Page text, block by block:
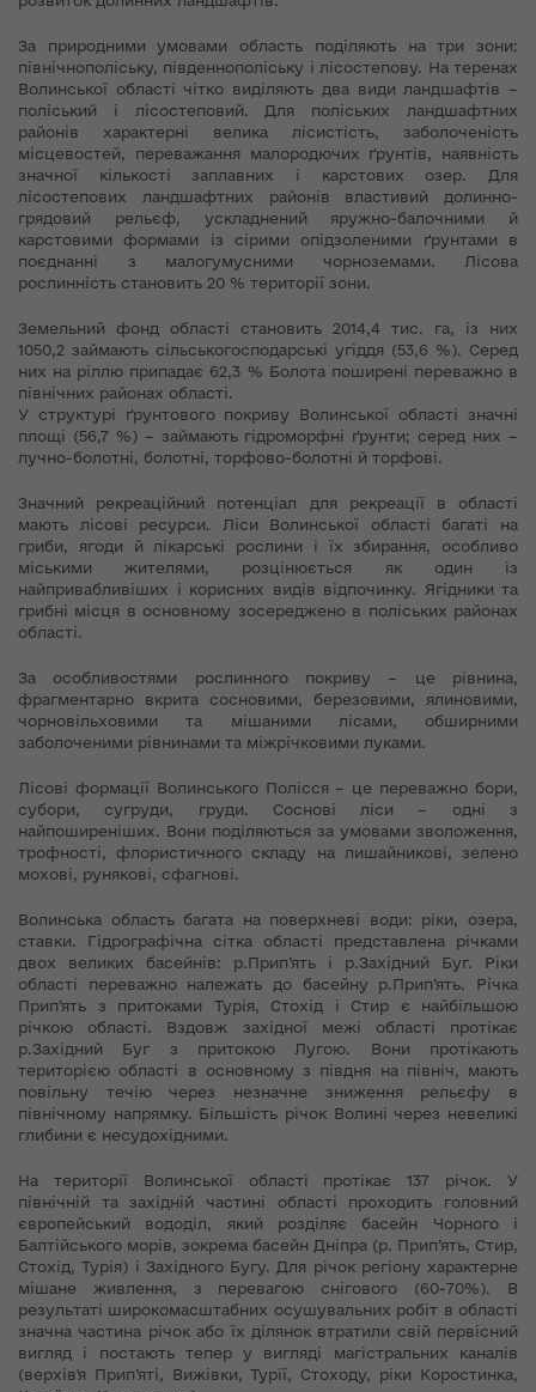
За природними умовами область поділяють на три зони:
північнополіську, південнополіську і лісостепову. На теренах
Волинської області чітко виділяють два види ландшафтів –
поліський і лісостеповий. Для поліських ландшафтних
районів характерні велика лісистість, заболоченість
місцевостей, переважання малородючих ґрунтів, наявність
значної кількості заплавних і карстових озер. Для
лісостепових ландшафтних районів властивий долинно-
грядовий рельєф, ускладнений яружно-балочними й
карстовими формами із сірими опідзоленими ґрунтами в
поєднанні з малогумусними чорноземами. Лісова
рослинність становить 20 % території зони.
Земельний фонд області становить 2014,4 тис. га, із них
1050,2 займають сільськогосподарські угіддя (53,6 %). Серед
них на ріллю припадає 62,3 % Болота поширені переважно в
північних районах області.
У структурі ґрунтового покриву Волинської області значні
площі (56,7 %) – займають гідроморфні ґрунти; серед них –
лучно-болотні, болотні, торфово-болотні й торфові.
Значний рекреаційний потенціал для рекреації в області
мають лісові ресурси. Ліси Волинської області багаті на
гриби, ягоди й лікарські рослини і їх збирання, особливо
міськими жителями, розцінюється як один із
найпривабливіших і корисних видів відпочинку. Ягідники та
грибні місця в основному зосереджено в поліських районах
області.
За особливостями рослинного покриву – це рівнина,
фрагментарно вкрита сосновими, березовими, ялиновими,
чорновільховими та мішаними лісами, обширними
заболоченими рівнинами та міжрічковими луками.
Лісові формації Волинського Полісся – це переважно бори,
субори, сугруди, груди. Соснові ліси – одні з
найпоширеніших. Вони поділяються за умовами зволоження,
трофності, флористичного складу на лишайникові, зелено
мохові, рунякові, сфагнові.
Волинська область багата на поверхневі води: ріки, озера,
ставки. Гідрографічна сітка області представлена річками
двох великих басейнів: р.Прип’ять і р.Західний Буг. Ріки
області переважно належать до басейну р.Прип’ять. Річка
Прип’ять з притоками Турія, Стохід і Стир є найбільшою
річкою області. Вздовж західної межі області протікає
р.Західний Буг з притокою Лугою. Вони протікають
територією області в основному з півдня на північ, мають
повільну течію через незначне зниження рельєфу в
північному напрямку. Більшість річок Волині через невеликі
глибини є несудохідними.
На території Волинської області протікає 137 річок. У
північній та західній частині області проходить головний
європейський вододіл, який розділяє басейн Чорного і
Балтійського морів, зокрема басейн Дніпра (р. Прип’ять, Стир,
Стохід, Турія) і Західного Бугу. Для річок регіону характерне
мішане живлення, з перевагою снігового (60-70%). В
результаті широкомасштабних осушувальних робіт в області
значна частина річок або їх ділянок втратили свій первісний
вигляд і постають тепер у вигляді магістральних каналів
(верхів'я Прип’яті, Вижівки, Турії, Стоходу, ріки Коростинка,